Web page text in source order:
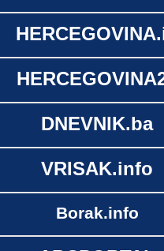
DNEVNIK.ba
VRISAK.info
Borak.info